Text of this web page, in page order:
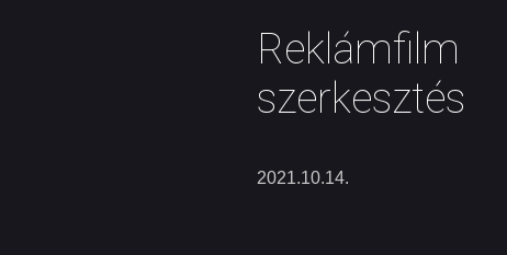
Reklámfilm
szerkesztés
2021.10.14.